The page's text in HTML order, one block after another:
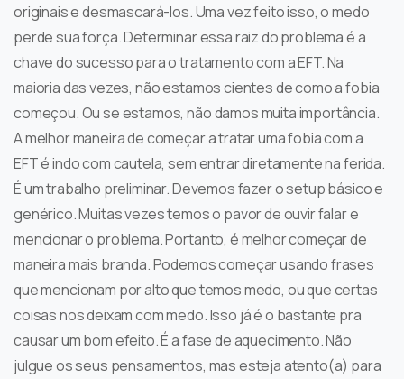
originais e desmascará-los. Uma vez feito isso, o medo
perde sua força. Determinar essa raiz do problema é a
chave do sucesso para o tratamento com a EFT. Na
maioria das vezes, não estamos cientes de como a fobia
começou. Ou se estamos, não damos muita importância.
A melhor maneira de começar a tratar uma fobia com a
EFT é indo com cautela, sem entrar diretamente na ferida.
É um trabalho preliminar. Devemos fazer o setup básico e
genérico. Muitas vezes temos o pavor de ouvir falar e
mencionar o problema. Portanto, é melhor começar de
maneira mais branda. Podemos começar usando frases
que mencionam por alto que temos medo, ou que certas
coisas nos deixam com medo. Isso já é o bastante pra
causar um bom efeito. É a fase de aquecimento. Não
julgue os seus pensamentos, mas esteja atento(a) para